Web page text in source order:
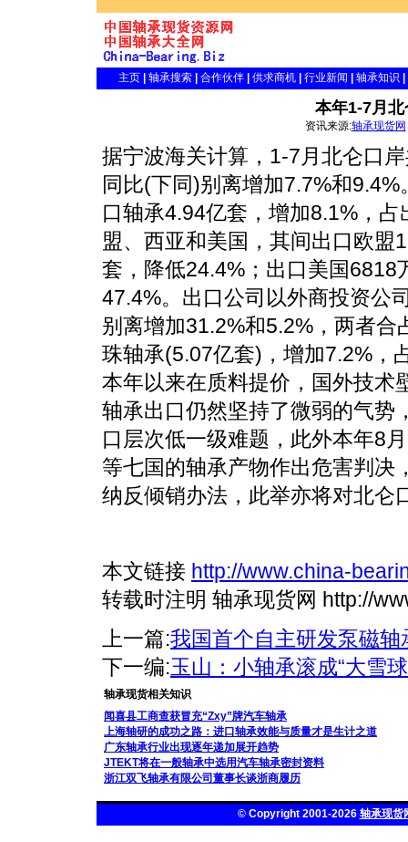
主页 轴承搜索 合作伙伴 供求商机 行业新闻 轴承知识
本年1-7月
资讯来源:轴承现货网
据宁波海关计算，1-7月北仑口
同比(下同)别离增加7.7%和
口轴承4.94亿套，增加8.1%，
盟、西亚和美国，其间出口欧盟
套，降低24.4%；出口美国6818
47.4%。出口公司以外商投资公
别离增加31.2%和5.2%，两者
珠轴承(5.07亿套)，增加7.2%，
本年以来在质料提价，国外技术
轴承出口仍然坚持了微弱的气势
口层次低一级难题，此外本年8
等七国的轴承产物作出危害判决
纳反倾销办法，此举亦将对北仑
本文链接 http://www.china-
转载时注明 轴承现货网 http://
上一篇:我国首个自主研发泵磁轴
下一编:玉山：小轴承滚成“大雪
轴承现货相关知识
闻喜县工商查获冒充“Zxy”牌汽车轴承
上海轴研的成功之路：进口轴承效能与质量才是生计之道
广东轴承行业出现逐年递加展开趋势
JTEKT将在一般轴承中选用汽车轴承密封资料
浙江双飞轴承有限公司董事长谈浙商履历
© Copyright 2001-2026 轴承现货